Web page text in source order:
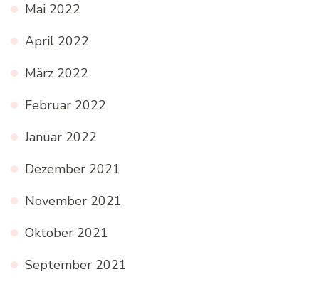
Mai 2022
April 2022
März 2022
Februar 2022
Januar 2022
Dezember 2021
November 2021
Oktober 2021
September 2021